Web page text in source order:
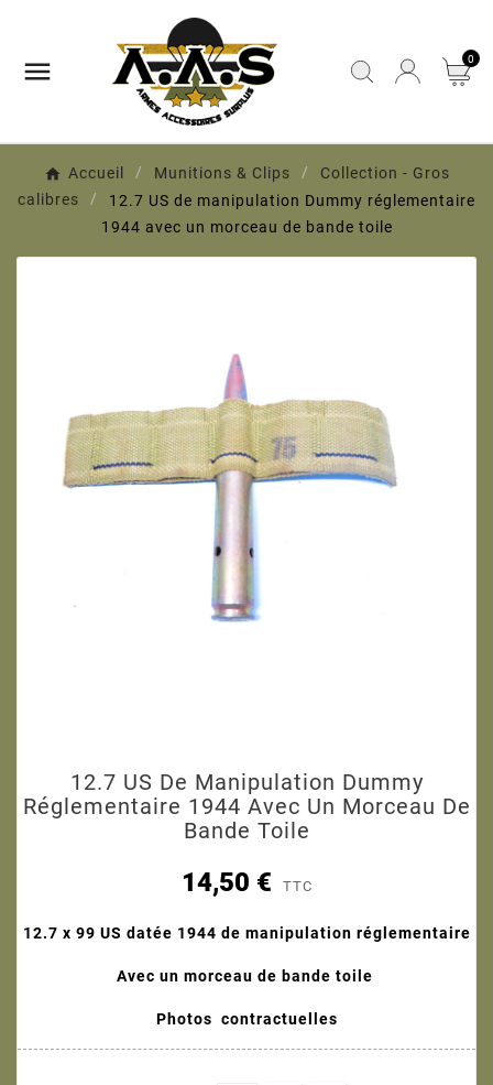
 0
Accueil Munitions & Clips
Collection - Gros
calibres
12.7 US de manipulation Dummy réglementaire
1944 avec un morceau de bande toile
12.7 US De Manipulation Dummy
Réglementaire 1944 Avec Un Morceau De
Bande Toile
14,50 € TTC
12.7 x 99 US datée 1944 de manipulation réglementaire
Avec un morceau de bande toile
Photos contractuelles